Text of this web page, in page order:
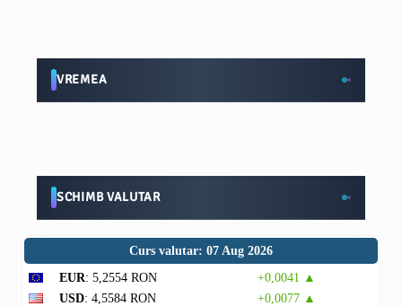
VREMEA
SCHIMB VALUTAR
Curs valutar: 07 Aug 2026
EUR: 5,2554 RON
+0,0041 ▲
USD: 4,5584 RON
+0,0077 ▲